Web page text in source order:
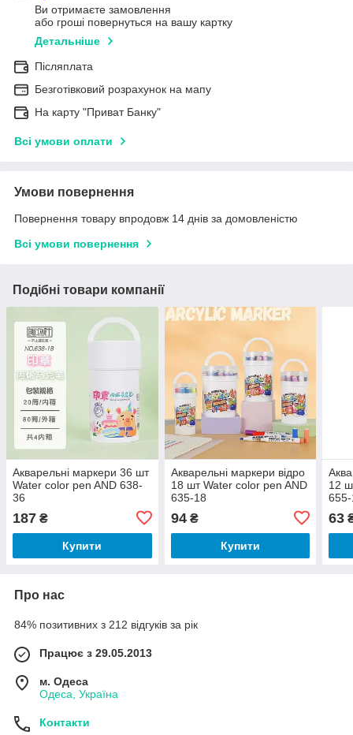
Ви отримаєте замовлення
або гроші повернуться на вашу картку
Детальніше
Післяплата
Безготівковий розрахунок на мапу
На карту "Приват Банку"
Всі умови оплати
Умови повернення
Повернення товару впродовж 14 днів за домовленістю
Всі умови повернення
Подібні товари компанії
Акварельні маркери 36 шт
Water color pen AND 638-
36
187 ₴
Купити
Акварельні маркери відро
18 шт Water color pen AND
635-18
94₴
Купити
12
63
Про нас
84% позитивних з 212 відгуків за рік
Працює з 29.05.2013
м. Одеса
Одеса, Україна
Контакти